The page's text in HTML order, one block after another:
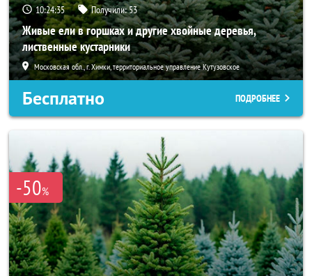
10:24:34 Получили:53
Живые ели в горшках и другие хвойные деревья,
лиственные кустарники
Московская обл., г. Химки, территориальное управление Кутузовское
Бесплатно ПОДРОБНЕЕ
-50%